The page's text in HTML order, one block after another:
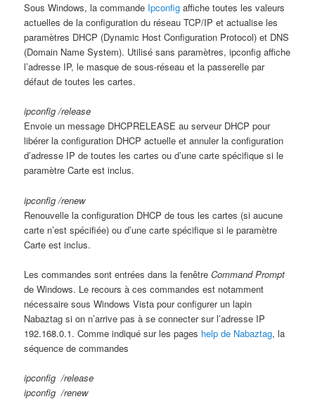
Sous Windows, la commande Ipconfig affiche toutes les valeurs
actuelles de la configuration du réseau TCP/IP et actualise les
paramètres DHCP (Dynamic Host Configuration Protocol) et DNS
(Domain Name System). Utilisé sans paramètres, ipconfig affiche
l’adresse IP, le masque de sous-réseau et la passerelle par
défaut de toutes les cartes.
ipconfig /release
Envoie un message DHCPRELEASE au serveur DHCP pour
libérer la configuration DHCP actuelle et annuler la configuration
d’adresse IP de toutes les cartes ou d’une carte spécifique si le
paramètre Carte est inclus.
ipconfig /renew
Renouvelle la configuration DHCP de tous les cartes (si aucune
carte n’est spécifiée) ou d’une carte spécifique si le paramètre
Carte est inclus.
Les commandes sont entrées dans la fenêtreCommand Prompt
de Windows. Le recours à ces commandes est notamment
nécessaire sous Windows Vista pour configurer un lapin
Nabaztag si on n’arrive pas à se connecter sur l’adresse IP
192.168.0.1. Comme indiqué sur les pages help de Nabaztag, la
séquence de commandes
ipconfig /release
ipconfig /renew